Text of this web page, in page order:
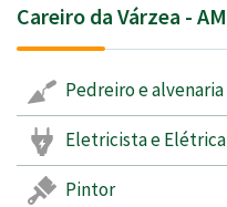
Careiro da Várzea - AM
Pedreiro e alvenaria
Eletricista e Elétrica
Pintor